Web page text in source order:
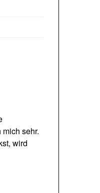
sehr.
wird